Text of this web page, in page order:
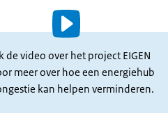
de video over het project EIGEN
meer over hoe een energiehub
kan helpen verminderen.